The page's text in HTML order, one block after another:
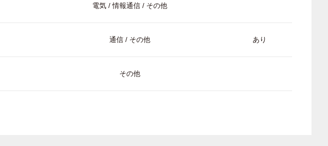
電気 / 情報通信 / その他
通信 / その他 あり
その他